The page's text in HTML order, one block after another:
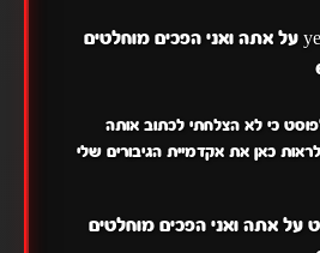
עלאתה ואני הפכים מוחלטים
כי לא הצלחתי לכתוב אותה
כאן את אקדמיית הגיבורים שלי
עלאתה ואני הפכים מוחלטים